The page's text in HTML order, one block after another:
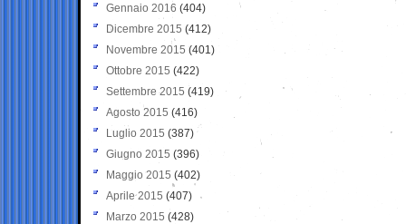
Gennaio 2016 (404)
Dicembre 2015 (412)
Novembre 2015 (401)
Ottobre 2015 (422)
Settembre 2015 (419)
Agosto 2015 (416)
Luglio 2015 (387)
Giugno 2015 (396)
Maggio 2015 (402)
Aprile 2015 (407)
Marzo 2015 (428)